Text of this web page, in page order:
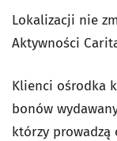
Lokalizacji nie
Aktywności
Klienci ośrodka
bonów
którzy